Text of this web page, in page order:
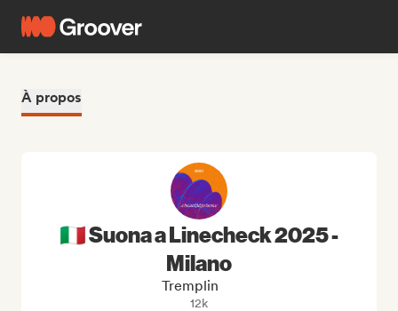
À propos
🇮🇹 Suona a Linecheck 2025 -
Milano
Tremplin
12k